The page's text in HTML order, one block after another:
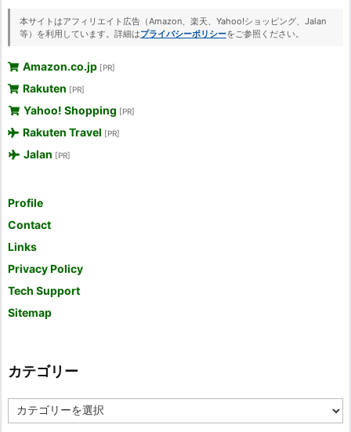
本サイトはアフィリエイト広告（Amazon、楽天、Yahoo!ショッピング、Jalan
等）を利用しています。詳細はプライバシーポリシーをご参照ください。
Amazon.co.jp [PR]
Rakuten [PR]
Yahoo! Shopping [PR]
Rakuten Travel [PR]
Jalan [PR]
Profile
Contact
Links
Privacy Policy
Tech Support
Sitemap
カテゴリー
テ